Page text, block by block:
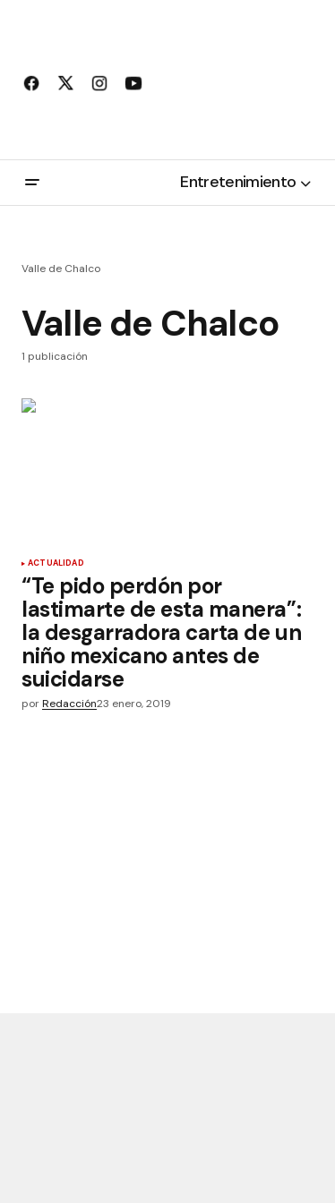
Entretenimiento
Valle de Chalco
Valle de Chalco
1 publicación
ACTUALIDAD
“Te pido perdón por
lastimarte de esta manera”:
la desgarradora carta de un
niño mexicano antes de
suicidarse
porRedacción23 enero, 2019